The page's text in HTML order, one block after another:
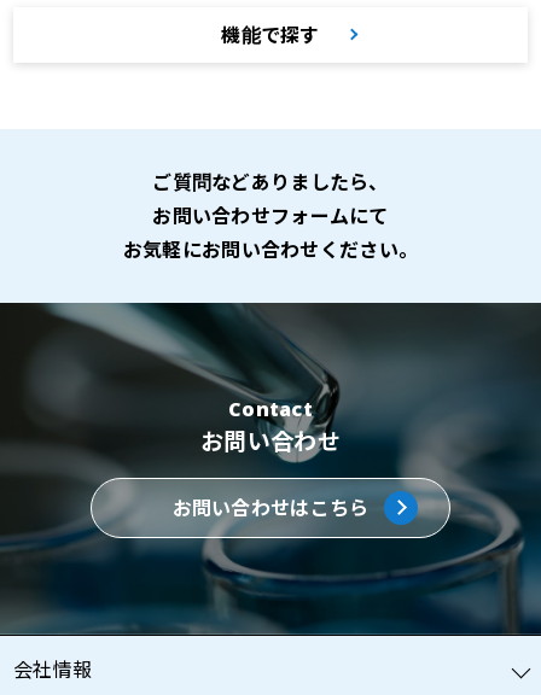
機能で探す
ご質問などありましたら、
お問い合わせフォームにて
お気軽にお問い合わせください。
Contact
お問い合わせ
お問い合わせはこちら
会社情報